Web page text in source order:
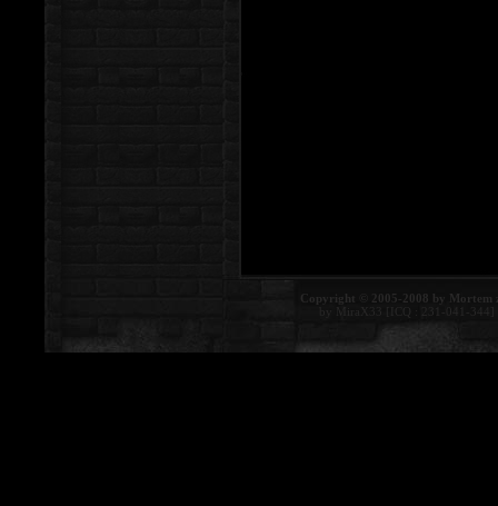
Copyright © 2005-2008 by Mortem
by MiraX33 [ICQ : 231-041-344]